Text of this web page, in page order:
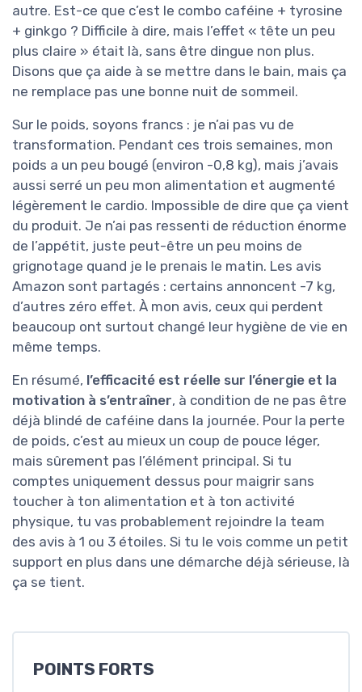
autre. Est-ce que c’est le combo caféine + tyrosine
+ ginkgo ? Difficile à dire, mais l’effet « tête un peu
plus claire » était là, sans être dingue non plus.
Disons que ça aide à se mettre dans le bain, mais ça
ne remplace pas une bonne nuit de sommeil.
Sur le poids, soyons francs : je n’ai pas vu de
transformation. Pendant ces trois semaines, mon
poids a un peu bougé (environ -0,8 kg), mais j’avais
aussi serré un peu mon alimentation et augmenté
légèrement le cardio. Impossible de dire que ça vient
du produit. Je n’ai pas ressenti de réduction énorme
de l’appétit, juste peut-être un peu moins de
grignotage quand je le prenais le matin. Les avis
Amazon sont partagés : certains annoncent -7 kg,
d’autres zéro effet. À mon avis, ceux qui perdent
beaucoup ont surtout changé leur hygiène de vie en
même temps.
En résumé, l’efficacité est réelle sur l’énergie et la
motivation à s’entraîner, à condition de ne pas être
déjà blindé de caféine dans la journée. Pour la perte
de poids, c’est au mieux un coup de pouce léger,
mais sûrement pas l’élément principal. Si tu
comptes uniquement dessus pour maigrir sans
toucher à ton alimentation et à ton activité
physique, tu vas probablement rejoindre la team
des avis à 1 ou 3 étoiles. Si tu le vois comme un petit
support en plus dans une démarche déjà sérieuse, là
ça se tient.
POINTS FORTS